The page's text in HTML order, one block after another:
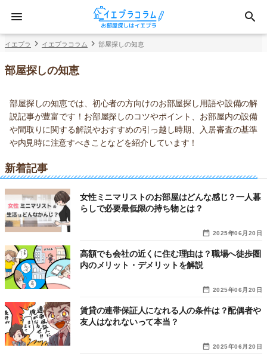
イエプラ イエプラコラム 部屋探しの知恵
部屋探しの知恵
部屋探しの知恵では、初心者の方向けのお部屋探し用語や設備の解
説記事が豊富です！お部屋探しのコツやポイント、お部屋内の設備
や間取りに関する解説やおすすめの引っ越し時期、入居審査の基準
や内見時に注意すべきことなどを紹介しています！
新着記事
2025年06月20日
女性ミニマリストのお部屋はどんな感じ？一人暮
らしで必要最低限の持ち物とは？
2025年06月20日
高額でも会社の近くに住む理由は？職場へ徒歩圏
内のメリット・デメリットを解説
2025年06月20日
賃貸の連帯保証人になれる人の条件は？配偶者や
友人はなれないって本当？